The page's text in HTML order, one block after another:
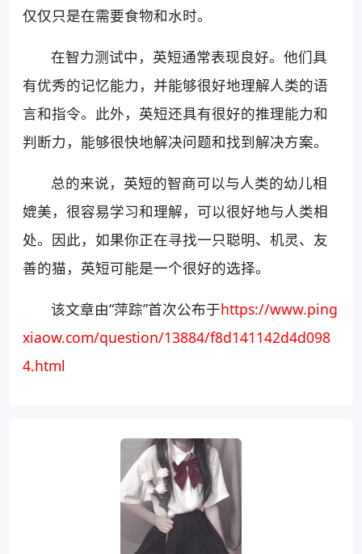
仅仅只是在需要食物和水时。
在智力测试中，英短通常表现良好。他们具
有优秀的记忆能力，并能够很好地理解人类的语
言和指令。此外，英短还具有很好的推理能力和
判断力，能够很快地解决问题和找到解决方案。
总的来说，英短的智商可以与人类的幼儿相
媲美，很容易学习和理解，可以很好地与人类相
处。因此，如果你正在寻找一只聪明、机灵、友
善的猫，英短可能是一个很好的选择。
该文章由“萍踪”首次公布于https://www.ping
xiaow.com/question/13884/f8d141142d4d098
4.html